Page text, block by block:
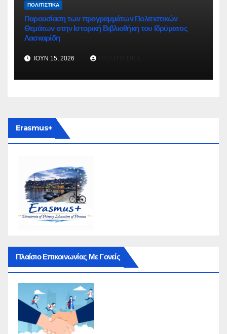
ΠΟΛΙΤΙΣΤΙΚΆ
Παρουσίαση των προγραμμάτων Πολιτιστικών
Θεμάτων στην Ιστορική Βιβλιοθήκη του Ιδρύματος
Λασκαρίδη
ΙΟΎΝ 15, 2026
Erasmus+
Πλαίσιο Επικοινωνίας Με Γονείς